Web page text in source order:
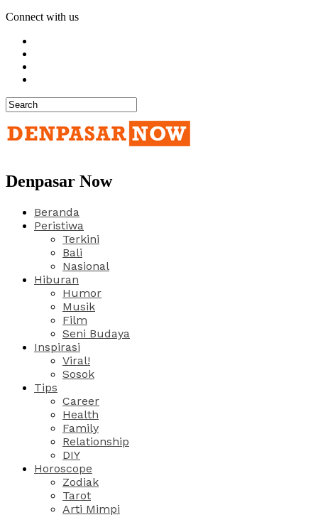
Connect with us
Denpasar Now
Beranda
Peristiwa
Terkini
Bali
Nasional
Hiburan
Humor
Musik
Film
Seni Budaya
Inspirasi
Viral!
Sosok
Tips
Career
Health
Family
Relationship
DIY
Horoscope
Zodiak
Tarot
Arti Mimpi